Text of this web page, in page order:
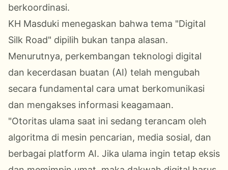
berkoordinasi.
KH Masduki menegaskan bahwa tema "Digital
Silk Road" dipilih bukan tanpa alasan.
Menurutnya, perkembangan teknologi digital
dan kecerdasan buatan (AI) telah mengubah
secara fundamental cara umat berkomunikasi
dan mengakses informasi keagamaan.
"Otoritas ulama saat ini sedang terancam oleh
algoritma di mesin pencarian, media sosial, dan
berbagai platform AI. Jika ulama ingin tetap eksis